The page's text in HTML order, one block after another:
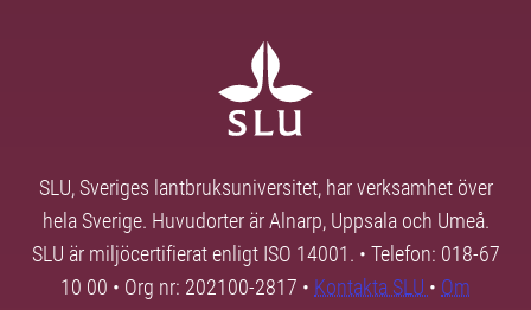
SLU, Sveriges lantbruksuniversitet, har verksamhet över
hela Sverige. Huvudorter är Alnarp, Uppsala och Umeå.
SLU är miljöcertifierat enligt ISO 14001. • Telefon: 018-67
10 00 • Org nr: 202100-2817 • Kontakta SLU • Om